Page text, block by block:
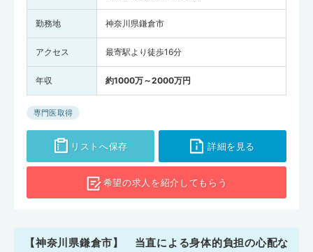
勤務地 神奈川県鎌倉市
アクセス 最寄駅より徒歩16分
年収 約1000万～2000万円
専門医取得
リストへ保存 詳細を見る
希望の求人を紹介してもらう
【神奈川県鎌倉市】 当直による身体的負担の心配な